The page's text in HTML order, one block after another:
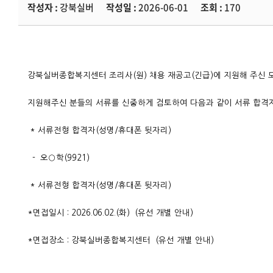
작성자 : 강북실버 작성일 :2026-06-01 조회 : 170
강북실버종합복지센터 조리사(원) 채용 재공고(긴급)에 지원해 주신
지원해주신 분들의 서류를 신중하게 검토하여 다음과 같이 서류 합격
* 서류전형 합격자(성명/휴대폰 뒷자리)
- 오○학(9921)
* 서류전형 합격자(성명/휴대폰 뒷자리)
*면접일시 : 2026.06.02.(화) (유선 개별 안내)
*면접장소 : 강북실버종합복지센터 (유선 개별 안내)